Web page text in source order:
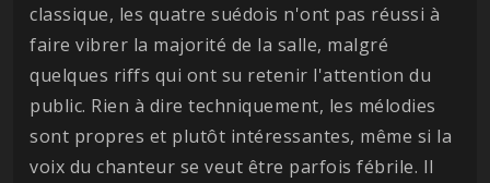
classique, les quatre suédois n'ont pas réussi à
faire vibrer la majorité de la salle, malgré
quelques riffs qui ont su retenir l'attention du
public. Rien à dire techniquement, les mélodies
sont propres et plutôt intéressantes, même si la
voix du chanteur se veut être parfois fébrile. Il